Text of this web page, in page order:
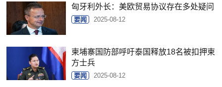
匈牙利外长：美欧贸易协议存在多处疑问
要闻 2025-08-12
柬埔寨国防部呼吁泰国释放18名被扣押柬
方士兵
要闻 2025-08-12